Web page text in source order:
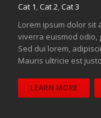
Cat 1,Cat 2,Cat 3
Lorem ipsum dolor sit
viverra euismod odio,
Sed dui lorem,
Mauris ultricie est
LEARN MORE